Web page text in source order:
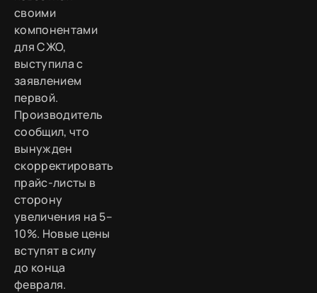
своими
компонентами
для СЖО,
выступила с
заявлением
первой.
Производитель
сообщил, что
вынужден
скорректировать
прайс-листы в
сторону
увеличения на 5–
10%. Новые цены
вступят в силу
до конца
февраля.